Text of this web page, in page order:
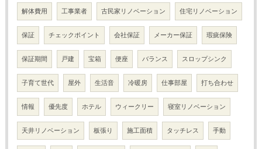
解体費用 工事業者 古民家リノベーション 住宅リノベーション
保証 チェックポイント 会社保証 メーカー保証 瑕疵保険
保証期間 戸建 宝箱 便座 バランス スロップシンク
子育て世代 屋外 生活音 冷暖房 仕事部屋 打ち合わせ
情報 優先度 ホテル ウィークリー 寝室リノベーション
天井リノベーション 板張り 施工面積 タッチレス 手動